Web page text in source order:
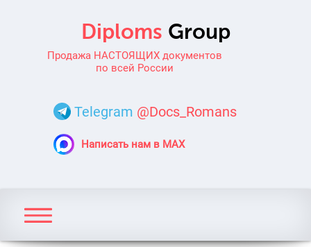
Продажа НАСТОЯЩИХ документов
по всей России
Telegram @Docs_Romans
Написать нам в MAX